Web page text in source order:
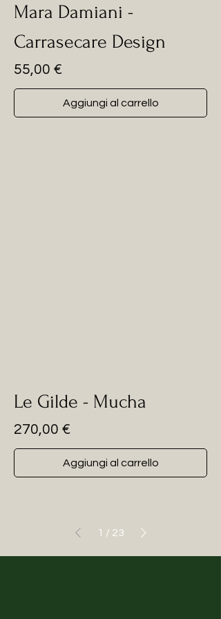
Mara Damiani -
Carrasecare Design
Prezzo
55,00 €
Aggiungi al carrello
Le Gilde - Mucha
Prezzo
270,00 €
Aggiungi al carrello
1 / 23